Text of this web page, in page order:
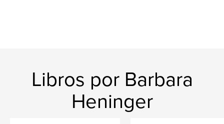
Libros por Barbara
Heninger